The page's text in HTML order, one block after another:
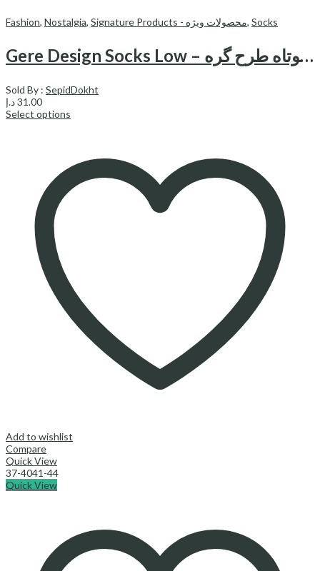
Fashion, Nostalgia, Signature Products - محصولات ویژه, Socks
Gere Design Socks Low – جوراب کوتاه طرح گره
Sold By : SepidDokht
31.00د.إ
Select options
Add to wishlist
Compare
Quick View
37-4041-44
Quick View